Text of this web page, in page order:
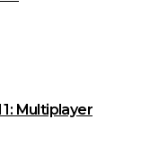
Multiplayer